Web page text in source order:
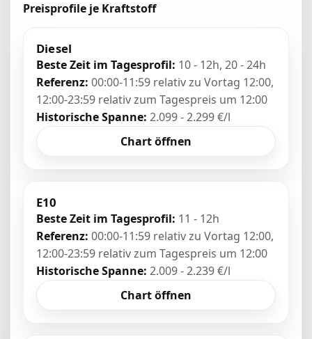
Preisprofile je Kraftstoff
Diesel
Beste Zeit im Tagesprofil: 10 - 12h, 20 - 24h
Referenz: 00:00-11:59 relativ zu Vortag 12:00,
12:00-23:59 relativ zum Tagespreis um 12:00
Historische Spanne: 2.099 - 2.299 €/l
Chart öffnen
E10
Beste Zeit im Tagesprofil: 11 - 12h
Referenz: 00:00-11:59 relativ zu Vortag 12:00,
12:00-23:59 relativ zum Tagespreis um 12:00
Historische Spanne: 2.009 - 2.239 €/l
Chart öffnen